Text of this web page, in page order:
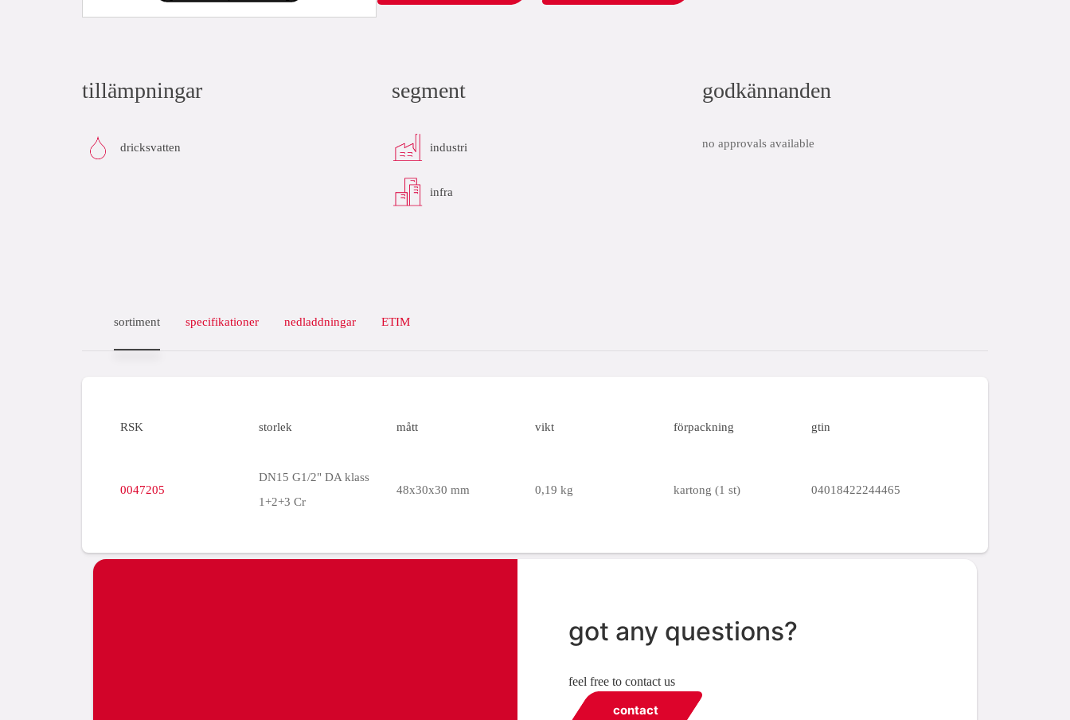
tillämpningar
dricksvatten
segment
industri
infra
godkännanden
no approvals available
sortiment specifikationer nedladdningar ETIM
RSK storlek mått vikt förpackning gtin
0047205
DN15 G1/2" DA klass
1+2+3 Cr
48x30x30 mm 0,19 kg kartong (1 st) 04018422244465
got any questions?
feel free to contact us
contact